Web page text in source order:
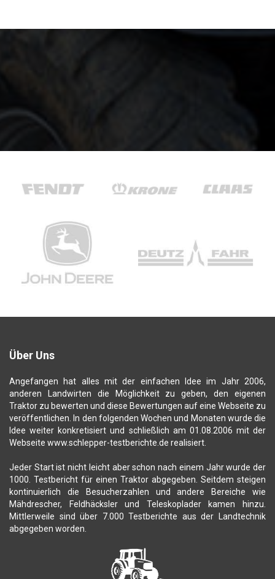
Über Uns
Angefangen hat alles mit der einfachen Idee im Jahr 2006,
anderen Landwirten die Möglichkeit zu geben, den eigenen
Traktor zu bewerten und diese Bewertungen auf eine Webseite zu
veröffentlichen. In den folgenden Wochen und Monaten wurde die
Idee weiter konkretisiert und schließlich am 01.08.2006 mit der
Webseite www.schlepper-testberichte.de realisiert.
Jeder Start ist nicht leicht aber schon nach einem Jahr wurde der
1000. Testbericht für einen Traktor abgegeben. Seitdem steigen
kontinuierlich die Besucherzahlen und andere Bereiche wie
Mähdrescher, Feldhäcksler und Teleskoplader kamen hinzu.
Mittlerweile sind über 7.000 Testberichte aus der Landtechnik
abgegeben worden.